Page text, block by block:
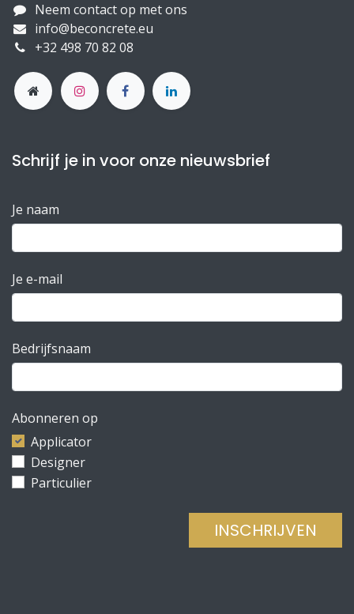
Neem contact op met ons
info@beconcrete.eu
+32 498 70 82 08
Schrijf je in voor onze nieuwsbrief
Je naam
Je e-mail
Bedrijfsnaam
Abonneren op
Applicator
Designer
Particulier
INSCHRIJVEN